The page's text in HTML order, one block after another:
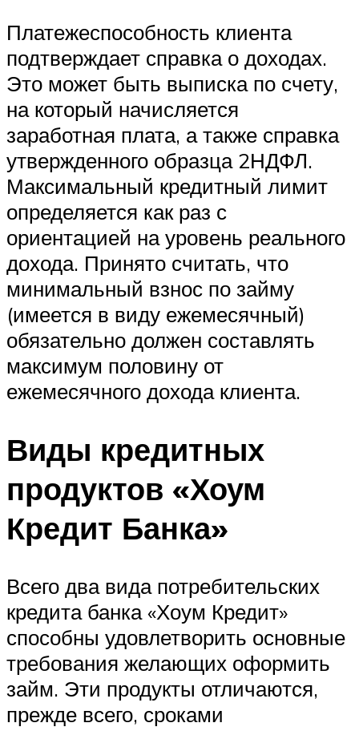
Платежеспособность клиента
подтверждает справка о доходах.
Это может быть выписка по счету,
на который начисляется
заработная плата, а также справка
утвержденного образца 2НДФЛ.
Максимальный кредитный лимит
определяется как раз с
ориентацией на уровень реального
дохода. Принято считать, что
минимальный взнос по займу
(имеется в виду ежемесячный)
обязательно должен составлять
максимум половину от
ежемесячного дохода клиента.
Виды кредитных
продуктов «Хоум
Кредит Банка»
Всего два вида потребительских
кредита банка «Хоум Кредит»
способны удовлетворить основные
требования желающих оформить
займ. Эти продукты отличаются,
прежде всего, сроками